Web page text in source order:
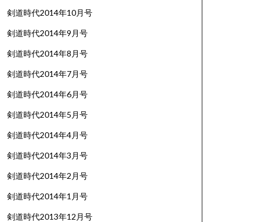
剣道時代2014年10月号
剣道時代2014年9月号
剣道時代2014年8月号
剣道時代2014年7月号
剣道時代2014年6月号
剣道時代2014年5月号
剣道時代2014年4月号
剣道時代2014年3月号
剣道時代2014年2月号
剣道時代2014年1月号
剣道時代2013年12月号